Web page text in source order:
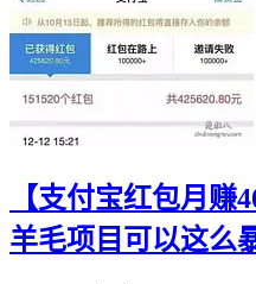
【支付宝红包月赚
羊毛项目可以这么